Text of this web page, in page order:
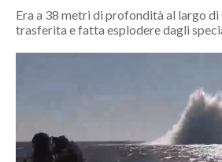
CRONACA
ECONOMIA
Era a 38 metri di profondità al largo
trasferita e fatta esplodere dagli